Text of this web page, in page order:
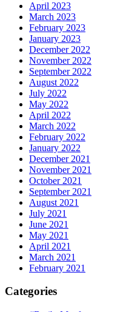
April 2023
March 2023
February 2023
January 2023
December 2022
November 2022
September 2022
August 2022
July 2022
May 2022
April 2022
March 2022
February 2022
January 2022
December 2021
November 2021
October 2021
September 2021
August 2021
July 2021
June 2021
May 2021
April 2021
March 2021
February 2021
Categories